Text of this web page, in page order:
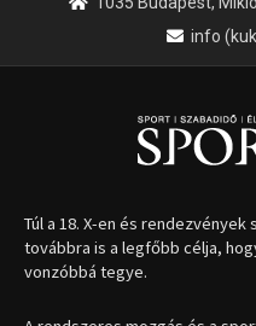
info
Túl a 18. X-en és
továbbra is a legfőbb célja,
vonzóbbá tegye.